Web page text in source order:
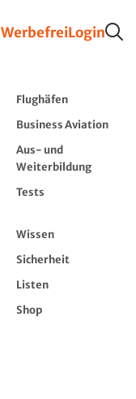
WerbefreiLogin
Flughäfen
Business Aviation
Aus- und
Weiterbildung
Tests
Wissen
Sicherheit
Listen
Shop